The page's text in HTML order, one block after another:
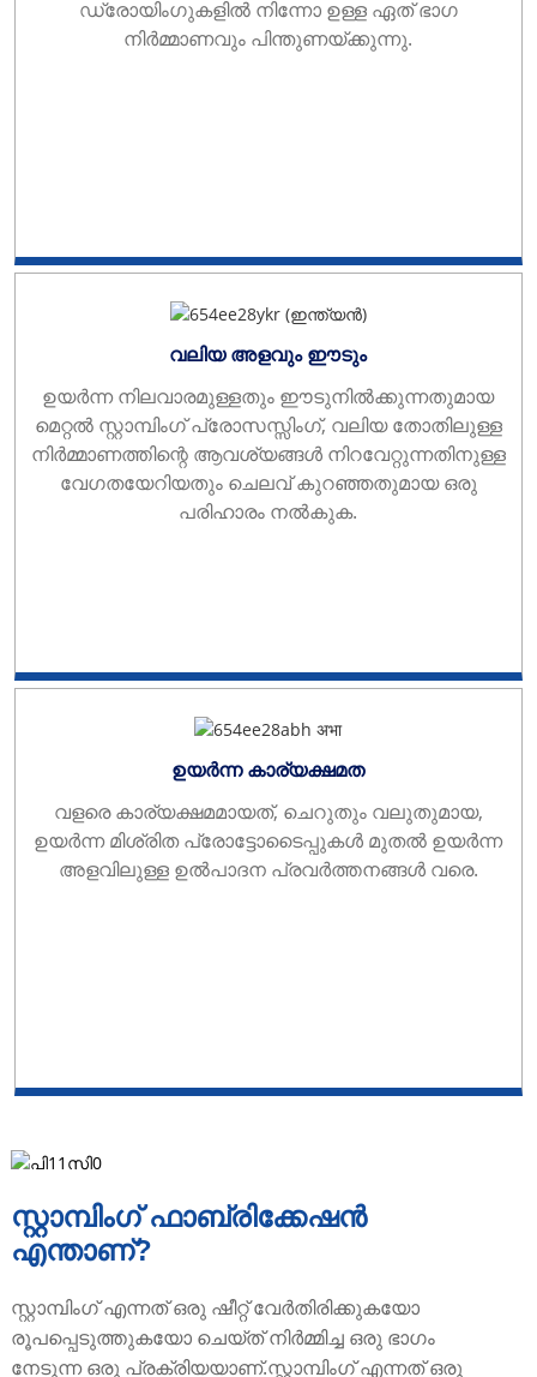
ഡ്രോയിംഗുകളിൽ നിന്നോ ഉള്ള ഏത് ഭാഗ
നിർമ്മാണവും പിന്തുണയ്ക്കുന്നു.
വലിയ അളവും ഈടും
ഉയർന്ന നിലവാരമുള്ളതും ഈടുനിൽക്കുന്നതുമായ
മെറ്റൽ സ്റ്റാമ്പിംഗ് പ്രോസസ്സിംഗ്, വലിയ തോതിലുള്ള
നിർമ്മാണത്തിന്റെ ആവശ്യങ്ങൾ നിറവേറ്റുന്നതിനുള്ള
വേഗതയേറിയതും ചെലവ് കുറഞ്ഞതുമായ ഒരു
പരിഹാരം നൽകുക.
ഉയർന്ന കാര്യക്ഷമത
വളരെ കാര്യക്ഷമമായത്, ചെറുതും വലുതുമായ,
ഉയർന്ന മിശ്രിത പ്രോട്ടോടൈപ്പുകൾ മുതൽ ഉയർന്ന
അളവിലുള്ള ഉൽ‌പാദന പ്രവർത്തനങ്ങൾ വരെ.
സ്റ്റാമ്പിംഗ് ഫാബ്രിക്കേഷൻ
എന്താണ്?
സ്റ്റാമ്പിംഗ് എന്നത് ഒരു ഷീറ്റ് വേർതിരിക്കുകയോ
രൂപപ്പെടുത്തുകയോ ചെയ്ത് നിർമ്മിച്ച ഒരു ഭാഗം
നേടുന്ന ഒരു പ്രക്രിയയാണ്.സ്റ്റാമ്പിംഗ് എന്നത് ഒരു